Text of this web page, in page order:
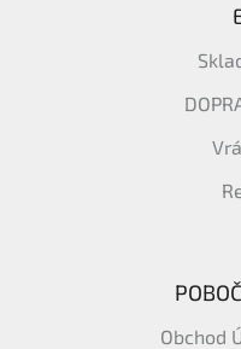
Obchod